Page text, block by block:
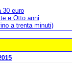
30 euro
e Otto anni
a trenta minuti)